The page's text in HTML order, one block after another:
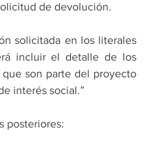
de devolución.
solicitada en los literales
incluir el detalle de los
que son parte del proyecto
interés social.”
posteriores: